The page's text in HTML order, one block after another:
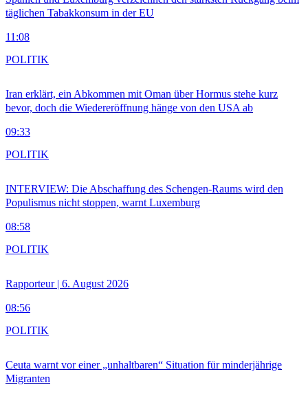
täglichen Tabakkonsum in der EU
11:08
Iran erklärt, ein Abkommen mit Oman über Hormus stehe kurz
bevor, doch die Wiedereröffnung hänge von den USA ab
09:33
POLITIK
INTERVIEW: Die Abschaffung des Schengen-Raums wird den
Populismus nicht stoppen, warnt Luxemburg
08:58
POLITIK
Rapporteur | 6. August 2026
08:56
POLITIK
Ceuta warnt vor einer „unhaltbaren“ Situation für minderjährige
Migranten
POLITIK